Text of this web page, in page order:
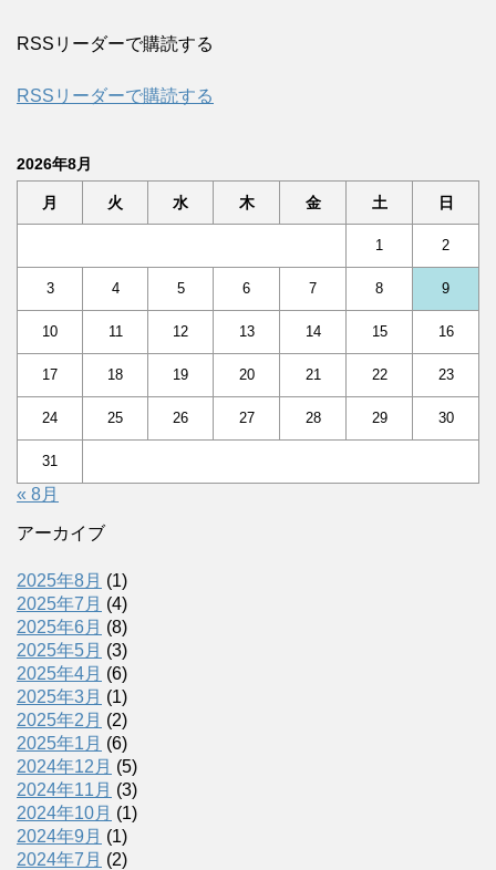
RSSリーダーで購読する
RSSリーダーで購読する
2026年8月
月 火 水 木 金 土 日
1 2
3 4 5 6 7 8 9
10 11 12 13 14 15 16
17 18 19 20 21 22 23
24 25 26 27 28 29 30
31
« 8月
アーカイブ
2025年8月 (1)
2025年7月 (4)
2025年6月 (8)
2025年5月 (3)
2025年4月 (6)
2025年3月 (1)
2025年2月 (2)
2025年1月 (6)
2024年12月 (5)
2024年11月 (3)
2024年10月 (1)
2024年9月 (1)
2024年7月 (2)